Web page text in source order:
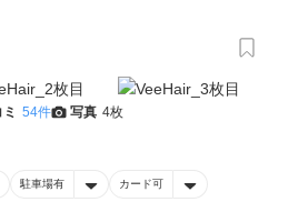
54件 写真 4枚
駐車場有 カード可